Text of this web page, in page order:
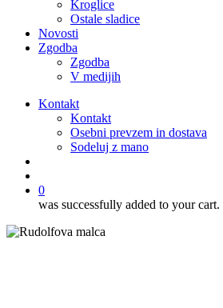
Kroglice
Ostale sladice
Novosti
Zgodba
Zgodba
V medijih
Kontakt
Kontakt
Osebni prevzem in dostava
Sodeluj z mano
0
was successfully added to your cart.